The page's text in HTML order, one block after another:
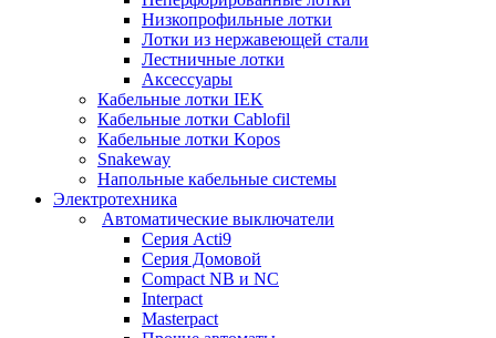
Низкопрофильные лотки
Лотки из нержавеющей стали
Лестничные лотки
Аксессуары
Кабельные лотки IEK
Кабельные лотки Cablofil
Кабельные лотки Kopos
Snakeway
Напольные кабельные системы
Электротехника
Автоматические выключатели
Серия Acti9
Серия Домовой
Compact NB и NC
Interpact
Masterpact